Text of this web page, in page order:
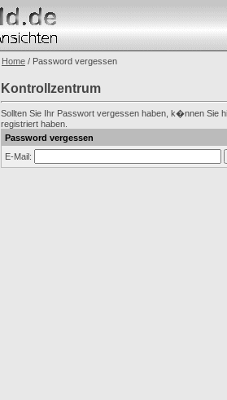
Home / Password vergessen
Kontrollzentrum
Sollten Sie Ihr Passwort vergessen haben, k�nnen Sie
registriert haben.
Password vergessen
E-Mail: